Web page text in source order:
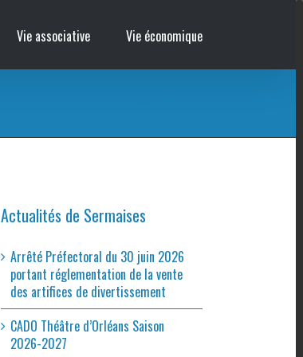
Vie associative Vie économique
Actualités de Sermaises
Arrêté Préfectoral du 30 juin 2026
portant réglementation de la vente
des artifices de divertissement
CADO Théâtre d’Orléans Saison
2026-2027